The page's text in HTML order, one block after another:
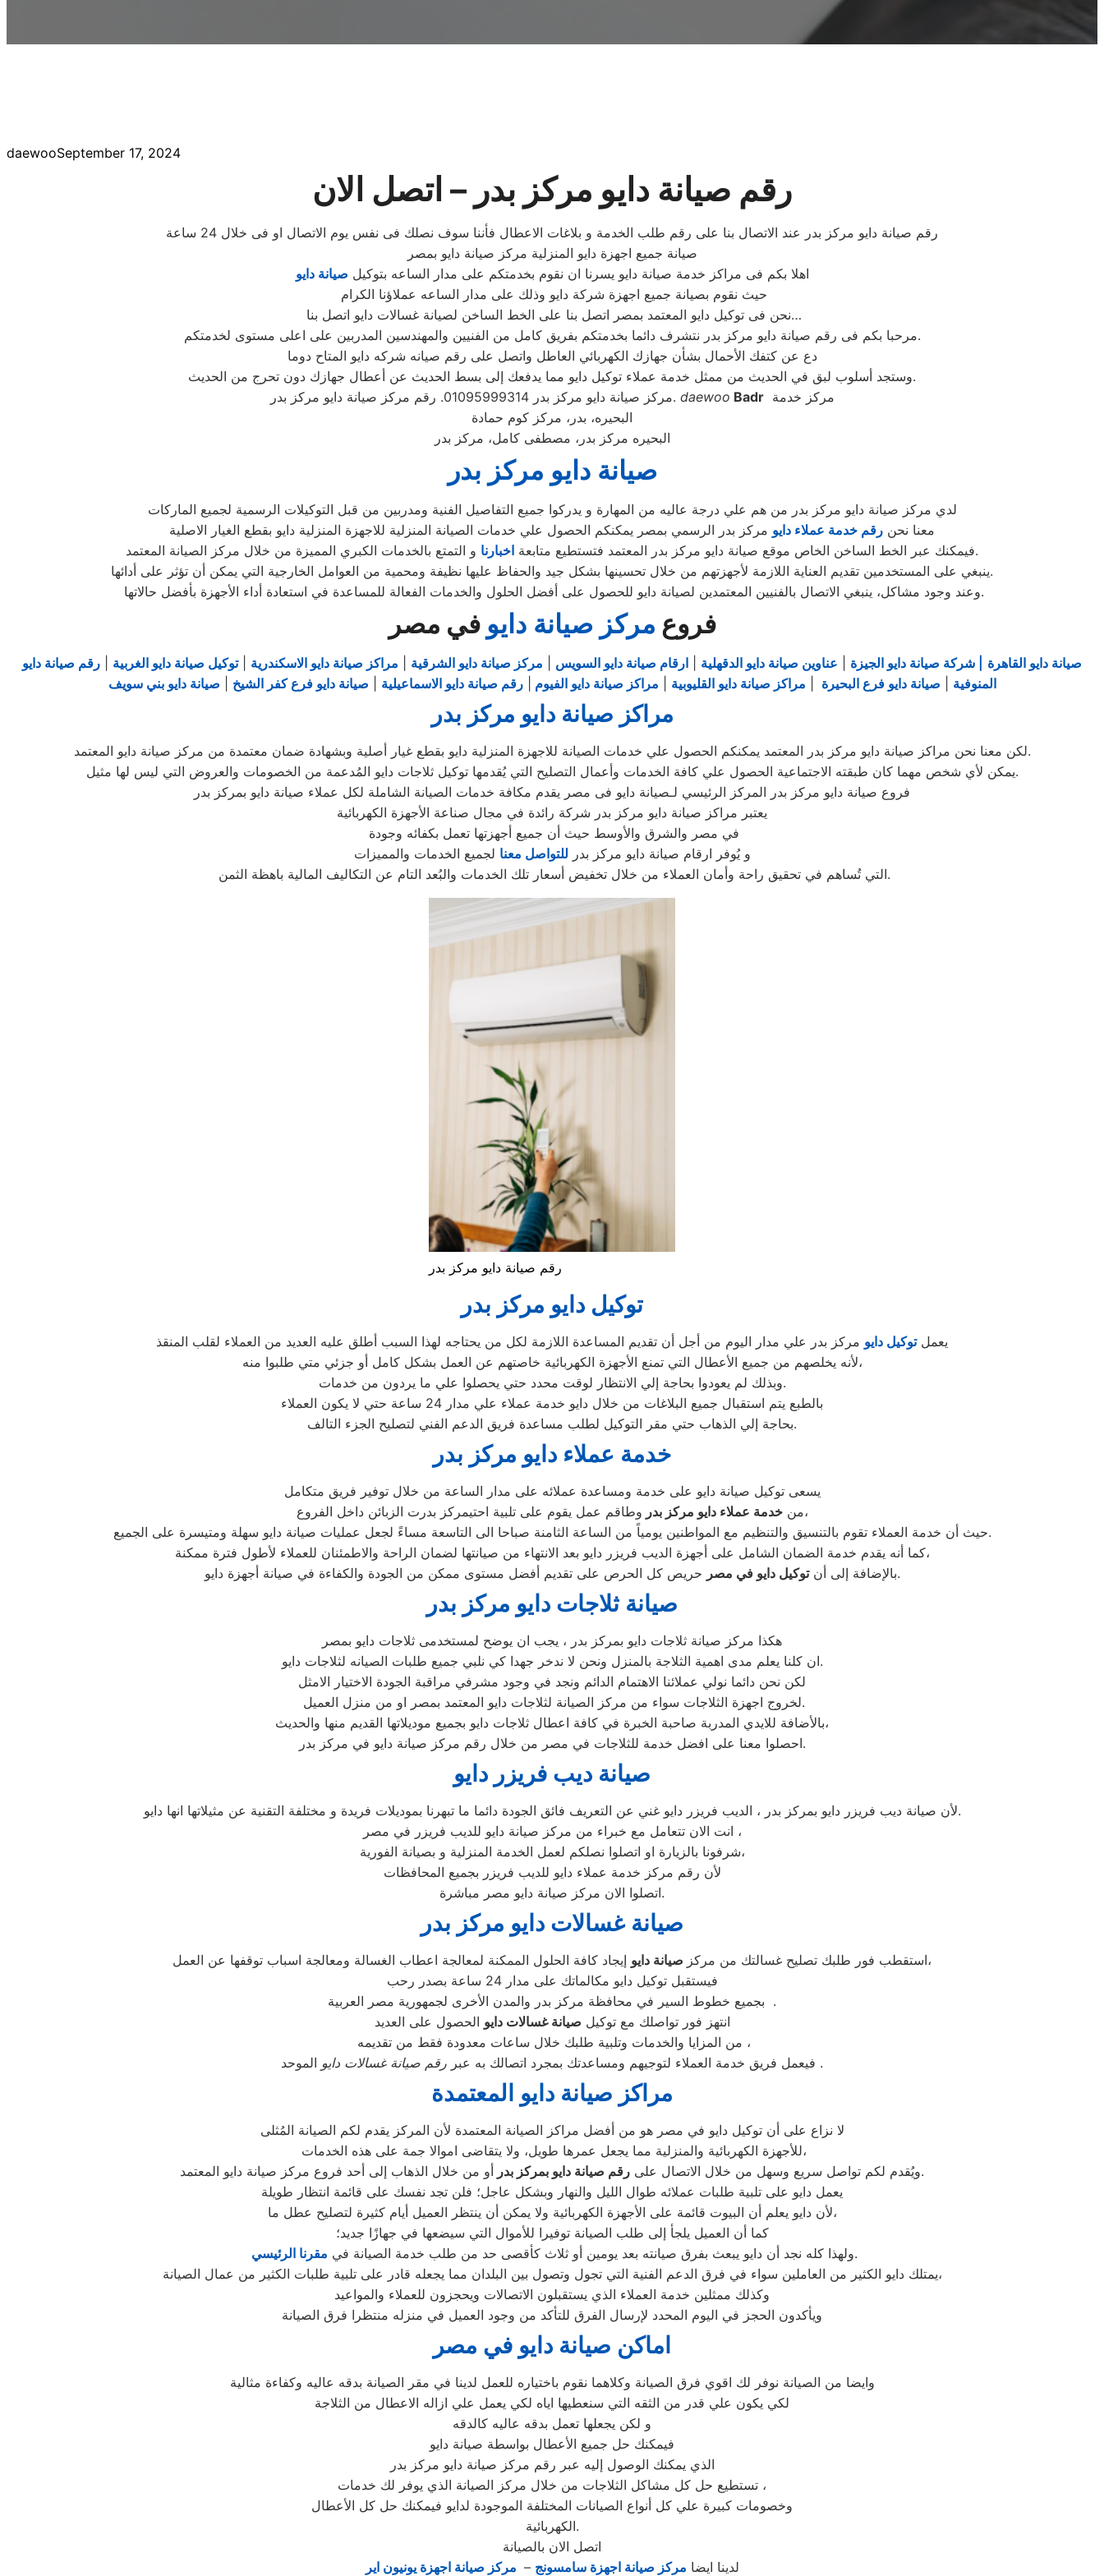
daewooSeptember 17, 2024
رقم صيانة دايو مركز بدر – اتصل الان
رقم صيانة دايو مركز بدر عند الاتصال بنا على رقم طلب الخدمة و بلاغات الاعطال فأننا سوف نصلك فى نفس يوم الاتصال او فى خلال 24 ساعة
صيانة جميع اجهزة دايو المنزلية مركز صيانة دايو بمصر
اهلا بكم فى مراكز خدمة صيانة دايو يسرنا ان نقوم بخدمتكم على مدار الساعه بتوكيل صيانة دايو
حيث نقوم بصيانة جميع اجهزة شركة دايو وذلك على مدار الساعه عملاؤنا الكرام
نحن فى توكيل دايو المعتمد بمصر اتصل بنا على الخط الساخن لصيانة غسالات دايو اتصل بنا…
مرحبا بكم فى رقم صيانة دايو مركز بدر نتشرف دائما بخدمتكم بفريق كامل من الفنيين والمهندسين المدربين على اعلى مستوى لخدمتكم.
دع عن كتفك الأحمال بشأن جهازك الكهربائي العاطل واتصل على رقم صيانه شركه دايو المتاح دوما
وستجد أسلوب لبق في الحديث من ممثل خدمة عملاء توكيل دايو مما يدفعك إلى بسط الحديث عن أعطال جهازك دون تحرج من الحديث.
مركز صيانة دايو مركز بدر 01095999314. رقم مركز صيانة دايو مركز بدر. daewoo Badr مركز خدمة
البحيره، بدر، مركز كوم حمادة
البحيره مركز بدر، مصطفى كامل، مركز بدر
صيانة دايو مركز بدر
لدي مركز صيانة دايو مركز بدر من هم علي درجة عاليه من المهارة و يدركوا جميع التفاصيل الفنية ومدربين من قبل التوكيلات الرسمية لجميع الماركات
معنا نحن رقم خدمة عملاء دايو مركز بدر الرسمي بمصر يمكنكم الحصول علي خدمات الصيانة المنزلية للاجهزة المنزلية دايو بقطع الغيار الاصلية
فيمكنك عبر الخط الساخن الخاص موقع صيانة دايو مركز بدر المعتمد فتستطيع متابعة اخبارنا
و التمتع بالخدمات الكبري المميزة من خلال مركز الصيانة المعتمد.
ينبغي على المستخدمين تقديم العناية اللازمة لأجهزتهم من خلال تحسينها بشكل جيد والحفاظ عليها نظيفة ومحمية من العوامل الخارجية التي يمكن أن تؤثر على أدائها.
وعند وجود مشاكل، ينبغي الاتصال بالفنيين المعتمدين لصيانة دايو للحصول على أفضل الحلول والخدمات الفعالة للمساعدة في استعادة أداء الأجهزة بأفضل حالاتها.
فروع مركز صيانة دايو في مصر
صيانة دايو القاهرة | شركة صيانة دايو الجيزة عناوين صيانة دايو الدقهلية ارقام صيانة دايو السويس مركز صيانة دايو الشرقية مراكز صيانة دايو الاسكندرية |توكيل صيانة دايو الغربية
رقم صيانة دايو
المنوفية
صيانة دايو فرع البحيرة مراكز صيانة دايو القليوبية مراكز صيانة دايو الفيوم |رقم صيانة دايو الاسماعيلية صيانة دايو فرع كفر الشيخ صيانة دايو بني سويف
مراكز صيانة دايو مركز بدر
لكن معنا نحن مراكز صيانة دايو مركز بدر المعتمد يمكنكم الحصول علي خدمات الصيانة للاجهزة المنزلية دايو بقطع غيار أصلية وبشهادة ضمان معتمدة من مركز صيانة دايو المعتمد.
يمكن لأي شخص مهما كان طبقته الاجتماعية الحصول علي كافة الخدمات وأعمال التصليح التي يُقدمها توكيل ثلاجات دايو المُدعمة من الخصومات والعروض التي ليس لها مثيل.
فروع صيانة دايو مركز بدر المركز الرئيسي لـصيانة دايو فى مصر يقدم مكافة خدمات الصيانة الشاملة لكل عملاء صيانة دايو بمركز بدر
يعتبر مراكز صيانة دايو مركز بدر شركة رائدة في مجال صناعة الأجهزة الكهربائية
في مصر والشرق والأوسط حيث أن جميع أجهزتها تعمل بكفائه وجودة
و يُوفر ارقام صيانة دايو مركز بدر للتواصل معنا لجميع الخدمات والمميزات
التي تُساهم في تحقيق راحة وأمان العملاء من خلال تخفيض أسعار تلك الخدمات والبُعد التام عن التكاليف المالية باهظة الثمن.
رقم صيانة دايو مركز بدر
توكيل دايو مركز بدر
يعملتوكيل دايو مركز بدر علي مدار اليوم من أجل أن تقديم المساعدة اللازمة لكل من يحتاجه لهذا السبب أطلق عليه العديد من العملاء لقلب المنقذ
لأنه يخلصهم من جميع الأعطال التي تمنع الأجهزة الكهربائية خاصتهم عن العمل بشكل كامل أو جزئي متي طلبوا منه،
وبذلك لم يعودوا بحاجة إلي الانتظار لوقت محدد حتي يحصلوا علي ما يردون من خدمات.
بالطبع يتم استقبال جميع البلاغات من خلال دايو خدمة عملاء علي مدار 24 ساعة حتي لا يكون العملاء
بحاجة إلي الذهاب حتي مقر التوكيل لطلب مساعدة فريق الدعم الفني لتصليح الجزء التالف.
خدمة عملاء دايو مركز بدر
يسعى توكيل صيانة دايو على خدمة ومساعدة عملائه على مدار الساعة من خلال توفير فريق متكامل
منخدمة عملاء دايو مركز بدر
وطاقم عمل يقوم على تلبية احتيمركز بدرت الزبائن داخل الفروع،
حيث أن خدمة العملاء تقوم بالتنسيق والتنظيم مع المواطنين يومياً من الساعة الثامنة صباحا الى التاسعة مساءً لجعل عمليات صيانة دايو سهلة ومتيسرة على الجميع.
كما أنه يقدم خدمة الضمان الشامل على أجهزة الديب فريزر دايو بعد الانتهاء من صيانتها لضمان الراحة والاطمئنان للعملاء لأطول فترة ممكنة،
بالإضافة إلى أنتوكيل دايو في مصر حريص كل الحرص على تقديم أفضل مستوى ممكن من الجودة والكفاءة في صيانة أجهزة دايو.
صيانة ثلاجات دايو مركز بدر
هكذا مركز صيانة ثلاجات دايو بمركز بدر ، يجب ان يوضح لمستخدمى ثلاجات دايو بمصر
ان كلنا يعلم مدى اهمية الثلاجة بالمنزل ونحن لا ندخر جهدا كي نلبي جميع طلبات الصيانه لثلاجات دايو.
لكن نحن دائما نولي عملائنا الاهتمام الدائم ونجد في وجود مشرفي مراقبة الجودة الاختيار الامثل
لخروج اجهزة الثلاجات سواء من مركز الصيانة لثلاجات دايو المعتمد بمصر او من منزل العميل.
بالأضافة للايدي المدربة صاحبة الخبرة في كافة اعطال ثلاجات دايو بجميع موديلاتها القديم منها والحديث،
احصلوا معنا على افضل خدمة للثلاجات في مصر من خلال رقم مركز صيانة دايو في مركز بدر.
صيانة ديب فريزر دايو
لأن صيانة ديب فريزر دايو بمركز بدر ، الديب فريزر دايو غني عن التعريف فائق الجودة دائما ما تبهرنا بموديلات فريدة و مختلفة التقنية عن مثيلاتها انها دايو.
انت الان تتعامل مع خبراء من مركز صيانة دايو للديب فريزر في مصر ،
شرفونا بالزيارة او اتصلوا نصلكم لعمل الخدمة المنزلية و بصيانة الفورية،
لأن رقم مركز خدمة عملاء دايو للديب فريزر بجميع المحافظات
اتصلوا الان مركز صيانة دايو مصر مباشرة.
صيانة غسالات دايو مركز بدر
استقطب فور طلبك تصليح غسالتك من مركز صيانة دايو
إيجاد كافة الحلول الممكنة لمعالجة اعطاب الغسالة ومعالجة اسباب توقفها عن العمل،
فيستقبل توكيل دايو مكالماتك على مدار 24 ساعة بصدر رحب
بجميع خطوط السير في محافظة مركز بدر والمدن الأخرى لجمهورية مصر العربية .
انتهز فور تواصلك مع توكيل صيانة غسالات دايو الحصول على العديد
من المزايا والخدمات وتلبية طلبك خلال ساعات معدودة فقط من تقديمه ،
فيعمل فريق خدمة العملاء لتوجيهم ومساعدتك بمجرد اتصالك به عبر رقم صيانة غسالات دايو الموحد .
مراكز صيانة دايو المعتمدة
لا نزاع على أن توكيل دايو في مصر هو من أفضل مراكز الصيانة المعتمدة لأن المركز يقدم لكم الصيانة المُثلى
للأجهزة الكهربائية والمنزلية مما يجعل عمرها طويل، ولا يتقاضى اموالا جمة على هذه الخدمات،
ويُقدم لكم تواصل سريع وسهل من خلال الاتصال على رقم صيانة دايو بمركز بدر
أو من خلال الذهاب إلى أحد فروع مركز صيانة دايو المعتمد.
يعمل دايو على تلبية طلبات عملائه طوال الليل والنهار وبشكل عاجل؛ فلن تجد نفسك على قائمة انتظار طويلة
لأن دايو يعلم أن البيوت قائمة على الأجهزة الكهربائية ولا يمكن أن ينتظر العميل أيام كثيرة لتصليح عطل ما،
كما أن العميل يلجأ إلى طلب الصيانة توفيرا للأموال التي سيضعها في جهازًا جديد؛
ولهذا كله نجد أن دايو يبعث بفرق صيانته بعد يومين أو ثلاث كأقصى حد من طلب خدمة الصيانة في مقرنا الرئيسي
.
يمتلك دايو الكثير من العاملين سواء في فرق الدعم الفنية التي تجول وتصول بين البلدان مما يجعله قادر على تلبية طلبات الكثير من عمال الصيانة،
وكذلك ممثلين خدمة العملاء الذي يستقبلون الاتصالات ويحجزون للعملاء والمواعيد
ويأكدون الحجز في اليوم المحدد لإرسال الفرق للتأكد من وجود العميل في منزله منتظرا فرق الصيانة
اماكن صيانة دايو في مصر
وايضا من الصيانة نوفر لك اقوي فرق الصيانة وكلاهما نقوم باختياره للعمل لدينا في مقر الصيانة بدقه عاليه وكفاءة مثالية
لكي يكون علي قدر من الثقه التي سنعطيها اياه لكي يعمل علي ازاله الاعطال من الثلاجة
و لكن يجعلها تعمل بدقه عاليه كالدقه
فيمكنك حل جميع الأعطال بواسطة صيانة دايو
الذي يمكنك الوصول إليه عبر رقم مركز صيانة دايو مركز بدر
تستطيع حل كل مشاكل الثلاجات من خلال مركز الصيانة الذي يوفر لك خدمات ،
وخصومات كبيرة علي كل أنواع الصيانات المختلفة الموجودة لدايو فيمكنك حل كل الأعطال
الكهربائية.
اتصل الان بالصيانة
لدينا ايضا مركز صيانة اجهزة سامسونج – مركز صيانة اجهزة يونيون اير